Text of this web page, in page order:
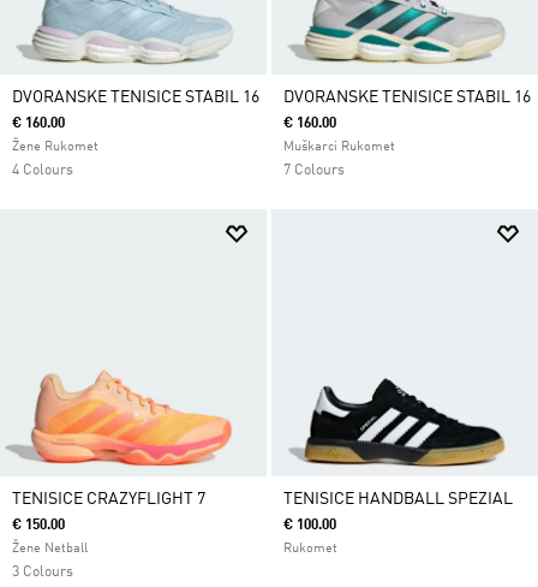
DVORANSKE TENISICE STABIL 16
€ 160.00
Žene Rukomet
4 Colours
DVORANSKE TENISICE STABIL 16
€ 160.00
Muškarci Rukomet
7 Colours
TENISICE CRAZYFLIGHT 7
€ 150.00
Žene Netball
3 Colours
TENISICE HANDBALL SPEZIAL
€ 100.00
Rukomet